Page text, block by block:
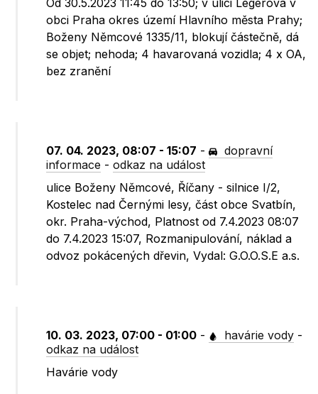
Od 30.5.2023 11:45 do 13:50; v ulici Legerova v
obci Praha okres území Hlavního města Prahy;
Boženy Němcové 1335/11, blokují částečně, dá
se objet; nehoda; 4 havarovaná vozidla; 4 x OA,
bez zranění
07. 04. 2023, 08:07 - 15:07 -
dopravní
informace -odkaz na událost
ulice Boženy Němcové, Říčany - silnice I/2,
Kostelec nad Černými lesy, část obce Svatbín,
okr. Praha-východ, Platnost od 7.4.2023 08:07
do 7.4.2023 15:07, Rozmanipulování, náklad a
odvoz pokácených dřevin, Vydal: G.O.O.S.E a.s.
10. 03. 2023, 07:00 - 01:00 - havárie vody -
odkaz na událost
Havárie vody